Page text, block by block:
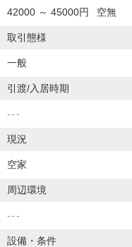
42000 ～ 45000円 空無
取引態様
一般
引渡/入居時期
---
現況
空家
周辺環境
---
設備・条件